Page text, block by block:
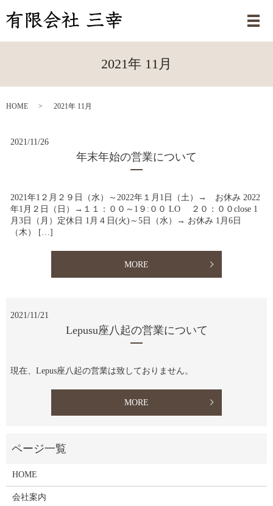
メ
2021年 11月
HOME 2021年 11月
2021/11/26
年末年始の営業について
2021年1２月２９日（水）～2022年１月1日（土）→ お休み 2022
年1月２日（日）→１１：００～1９:００ LO ２０：００close 1
月3日（月）定休日 1月４日(火)～5日（水）→ お休み 1月6日
（木） […]
MORE
2021/11/21
Lepusu座八起の営業について
現在、Lepus座八起の営業は致しておりません。
MORE
HOME
会社案内